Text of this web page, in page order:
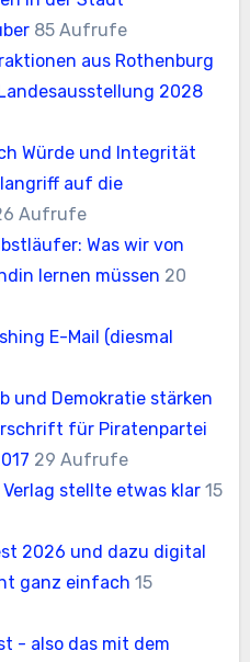
85 Aufrufe
aus Rothenburg
2028
Würde und Integrität
auf die
Aufrufe
Was wir von
lernen müssen 20
E-Mail (diesmal
und Demokratie stärken
für Piratenpartei
29 Aufrufe
stellte etwas klar 15
2026 und dazu digital
ganz einfach 15
- also das mit dem